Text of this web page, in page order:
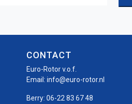
CONTACT
Euro-Rotor v.o.f.
Email: info@euro-rotor.nl
Berry: 06-22 83 67 48